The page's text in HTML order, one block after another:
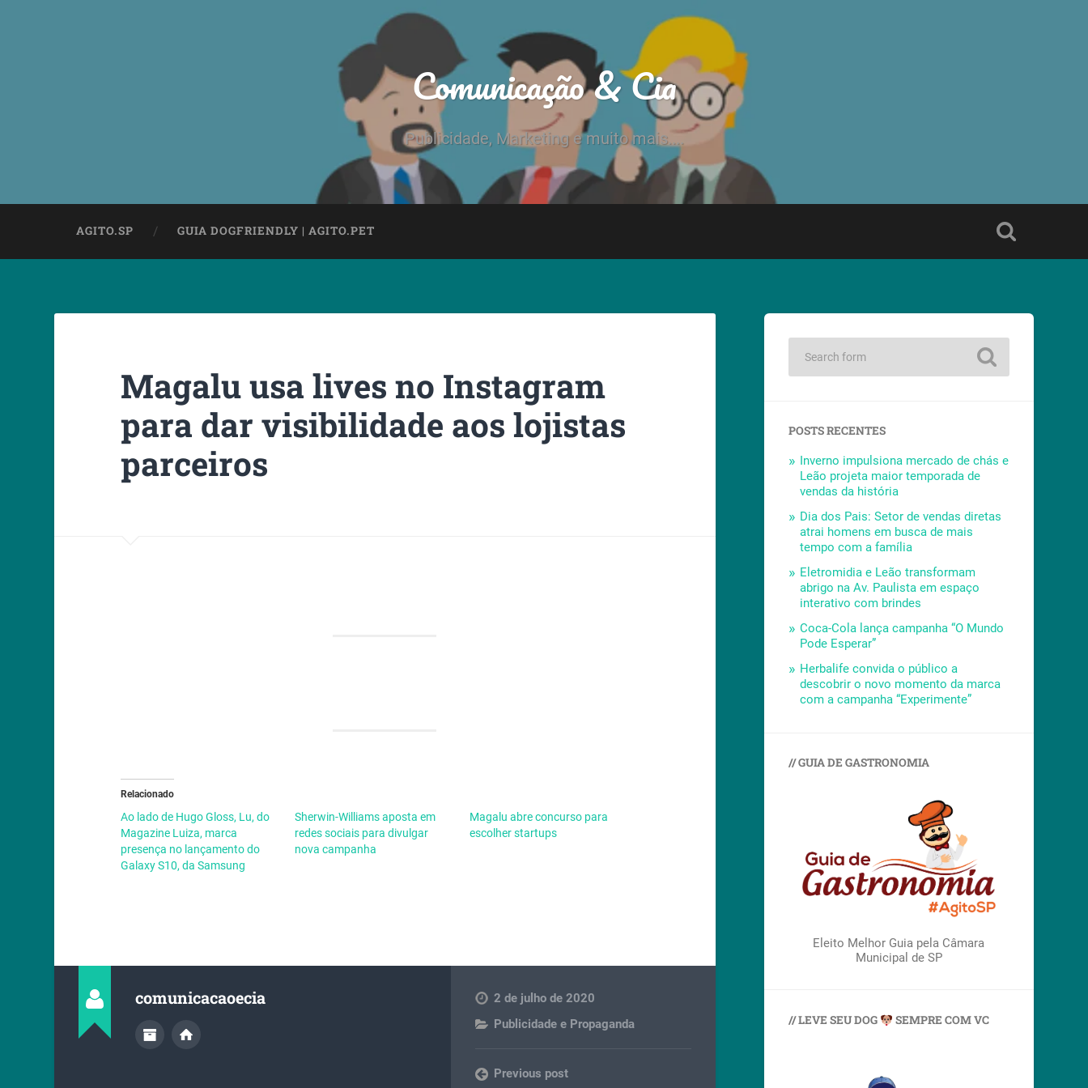
Comunicação & Cia
Publicidade, Marketing e muito mais....
AGITO.SP GUIA DOGFRIENDLY | AGITO.PET
Magalu usa lives no Instagram
para dar visibilidade aos lojistas
parceiros
Relacionado
Ao lado de Hugo Gloss, Lu, do
Magazine Luiza, marca
presença no lançamento do
Galaxy S10, da Samsung
Sherwin-Williams aposta em
redes sociais para divulgar
nova campanha
Magalu abre concurso para
escolher startups
comunicacaoecia
2 de julho de 2020
Publicidade e Propaganda
Previous post
POSTS RECENTES
Inverno impulsiona mercado de chás e
Leão projeta maior temporada de
vendas da história
Dia dos Pais: Setor de vendas diretas
atrai homens em busca de mais
tempo com a família
Eletromidia e Leão transformam
abrigo na Av. Paulista em espaço
interativo com brindes
Coca-Cola lança campanha “O Mundo
Pode Esperar”
Herbalife convida o público a
descobrir o novo momento da marca
com a campanha “Experimente”
// GUIA DE GASTRONOMIA
Eleito Melhor Guia pela Câmara
Municipal de SP
// LEVE SEU DOG SEMPRE COM VC